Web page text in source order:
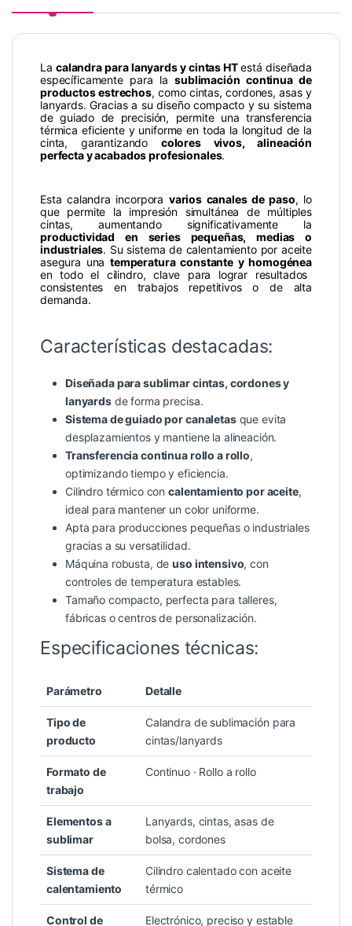
La calandra para lanyards y cintas HTestá diseñada
específicamente para lasublimación continua de
productos estrechos, como cintas, cordones, asas y
lanyards. Gracias a su diseño compacto y su sistema
de guiado de precisión, permite una transferencia
térmica eficiente y uniforme en toda la longitud de la
cinta, garantizando colores vivos, alineación
perfecta y acabados profesionales.
Esta calandra incorpora varios canales de paso, lo
que permite la impresión simultánea de múltiples
cintas, aumentando significativamente la
productividad en series pequeñas, medias o
industriales. Su sistema de calentamiento por aceite
asegura unatemperatura constante y homogénea
en todo el cilindro, clave para lograr resultados
consistentes en trabajos repetitivos o de alta
demanda.
Características destacadas:
Diseñada para sublimar cintas, cordones y
lanyardsde forma precisa.
Sistema de guiado por canaletasque evita
desplazamientos y mantiene la alineación.
Transferencia continua rollo a rollo,
optimizando tiempo y eficiencia.
Cilindro térmico concalentamiento por aceite,
ideal para mantener un color uniforme.
Apta para producciones pequeñas o industriales
gracias a su versatilidad.
Máquina robusta, deuso intensivo, con
controles de temperatura estables.
Tamaño compacto, perfecta para talleres,
fábricas o centros de personalización.
Especificaciones técnicas:
Parámetro Detalle
Tipo de
producto
Calandra de sublimación para
cintas/lanyards
Formato de
trabajo
Continuo · Rollo a rollo
Elementos a
sublimar
Lanyards, cintas, asas de
bolsa, cordones
Sistema de
calentamiento
Cilindro calentado con aceite
térmico
Control de Electrónico, preciso y estable